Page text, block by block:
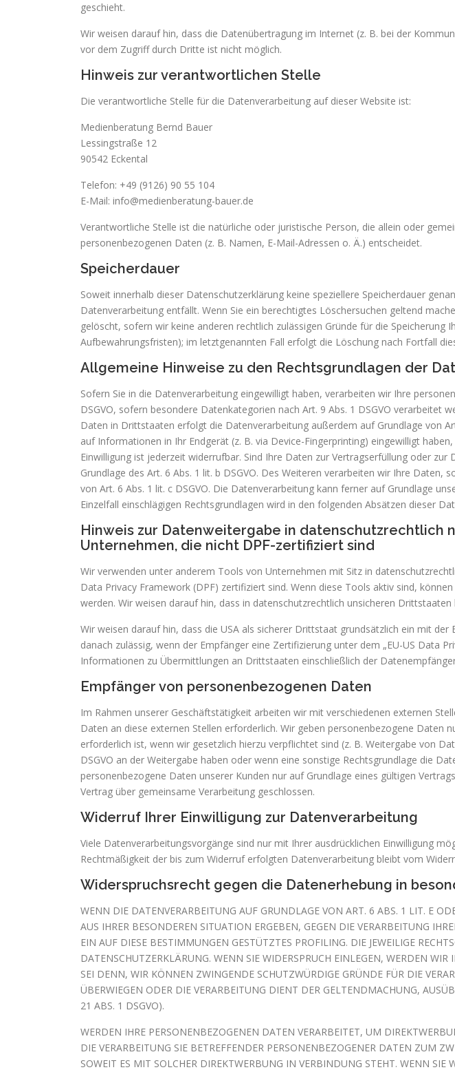
geschieht.
Wir weisen darauf hin, dass die Datenübertragung im Internet (z. B. bei der
vor dem Zugriff durch Dritte ist nicht möglich.
Hinweis zur verantwortlichen Stelle
Die verantwortliche Stelle für die Datenverarbeitung auf dieser Website ist:
Medienberatung Bernd Bauer
Lessingstraße 12
90542 Eckental
Telefon: +49 (9126) 90 55 104
E-Mail: info@medienberatung-bauer.de
Verantwortliche Stelle ist die natürliche oder juristische Person, die allein oder
personenbezogenen Daten (z. B. Namen, E-Mail-Adressen o. Ä.) entscheidet.
Speicherdauer
Soweit innerhalb dieser Datenschutzerklärung keine speziellere Speicherdauer
Datenverarbeitung entfällt. Wenn Sie ein berechtigtes Löschersuchen geltend
gelöscht, sofern wir keine anderen rechtlich zulässigen Gründe für die
Aufbewahrungsfristen); im letztgenannten Fall erfolgt die Löschung nach Fortfall
Allgemeine Hinweise zu den Rechtsgrundlagen der
Sofern Sie in die Datenverarbeitung eingewilligt haben, verarbeiten wir Ihre
DSGVO, sofern besondere Datenkategorien nach Art. 9 Abs. 1 DSGVO verarbeitet
Daten in Drittstaaten erfolgt die Datenverarbeitung außerdem auf Grundlage von
auf Informationen in Ihr Endgerät (z. B. via Device-Fingerprinting) eingewilligt
Einwilligung ist jederzeit widerrufbar. Sind Ihre Daten zur Vertragserfüllung oder
Grundlage des Art. 6 Abs. 1 lit. b DSGVO. Des Weiteren verarbeiten wir Ihre
von Art. 6 Abs. 1 lit. c DSGVO. Die Datenverarbeitung kann ferner auf Grundlage
Einzelfall einschlägigen Rechtsgrundlagen wird in den folgenden Absätzen dieser
Hinweis zur Datenweitergabe in datenschutzrechtlich
Unternehmen, die nicht DPF-zertifiziert sind
Wir verwenden unter anderem Tools von Unternehmen mit Sitz in
Data Privacy Framework (DPF) zertifiziert sind. Wenn diese Tools aktiv sind,
werden. Wir weisen darauf hin, dass in datenschutzrechtlich unsicheren
Wir weisen darauf hin, dass die USA als sicherer Drittstaat grundsätzlich ein mit
danach zulässig, wenn der Empfänger eine Zertifizierung unter dem „EU-US Data
Informationen zu Übermittlungen an Drittstaaten einschließlich der
Empfänger von personenbezogenen Daten
Im Rahmen unserer Geschäftstätigkeit arbeiten wir mit verschiedenen externen
Daten an diese externen Stellen erforderlich. Wir geben personenbezogene Daten
erforderlich ist, wenn wir gesetzlich hierzu verpflichtet sind (z. B. Weitergabe von
DSGVO an der Weitergabe haben oder wenn eine sonstige Rechtsgrundlage die
personenbezogene Daten unserer Kunden nur auf Grundlage eines gültigen
Vertrag über gemeinsame Verarbeitung geschlossen.
Widerruf Ihrer Einwilligung zur Datenverarbeitung
Viele Datenverarbeitungsvorgänge sind nur mit Ihrer ausdrücklichen Einwilligung
Rechtmäßigkeit der bis zum Widerruf erfolgten Datenverarbeitung bleibt vom
Widerspruchsrecht gegen die Datenerhebung in
WENN DIE DATENVERARBEITUNG AUF GRUNDLAGE VON ART. 6 ABS. 1 LIT. E
AUS IHRER BESONDEREN SITUATION ERGEBEN, GEGEN DIE VERARBEITUNG
EIN AUF DIESE BESTIMMUNGEN GESTÜTZTES PROFILING. DIE JEWEILIGE
DATENSCHUTZERKLÄRUNG. WENN SIE WIDERSPRUCH EINLEGEN, WERDEN
SEI DENN, WIR KÖNNEN ZWINGENDE SCHUTZWÜRDIGE GRÜNDE FÜR DIE
ÜBERWIEGEN ODER DIE VERARBEITUNG DIENT DER GELTENDMACHUNG,
21 ABS. 1 DSGVO).
WERDEN IHRE PERSONENBEZOGENEN DATEN VERARBEITET, UM
DIE VERARBEITUNG SIE BETREFFENDER PERSONENBEZOGENER DATEN ZUM
SOWEIT ES MIT SOLCHER DIREKTWERBUNG IN VERBINDUNG STEHT. WENN